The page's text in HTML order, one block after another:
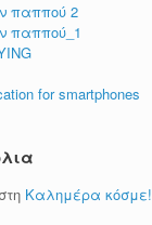
παππού 2
παππού_1
for smartphones
στη Καλημέρα κόσμε!